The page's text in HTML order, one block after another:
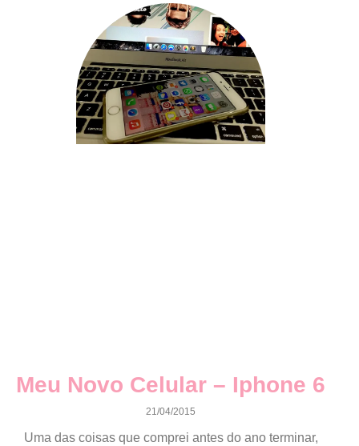
Meu Novo Celular – Iphone 6
21/04/2015
Uma das coisas que comprei antes do ano terminar,